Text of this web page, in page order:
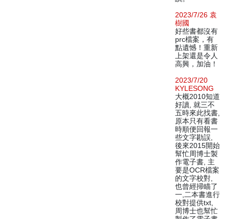
2023/7/26 袁
樹國
好些書都沒有
prc檔案，有
點遺憾！重新
上架還是令人
高興，加油！
2023/7/20
KYLESONG
大概2010知道
好讀, 就三不
五時來此找書,
原本只有看書
時順便回報一
些文字勘誤,
後來2015開始
幫忙周博士製
作電子書, 主
要是OCR檔案
的文字校對,
也曾經掃瞄了
一,二本書進行
校對提供txt,
周博士也幫忙